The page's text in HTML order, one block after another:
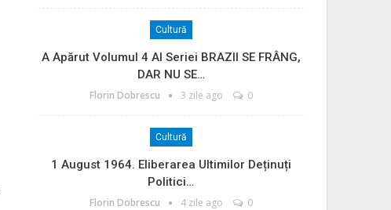
Cultură
A Apărut Volumul 4 Al Seriei BRAZII SE FRÂNG,
DAR NU SE…
Florin Dobrescu 3 zile ago 0
Cultură
1 August 1964. Eliberarea Ultimilor Deținuți
Politici…
Florin Dobrescu 4 zile ago 0